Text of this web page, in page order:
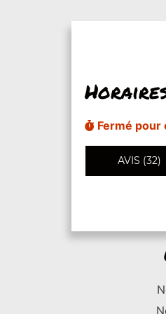
Fermé pour
AVIS (32)